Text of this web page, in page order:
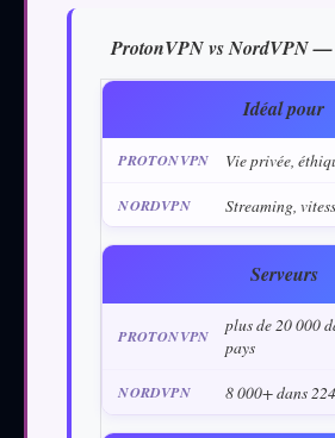
ProtonVPN vs NordVPN —
Idéal pour
Vie privée,
Streaming,
Serveurs
plus de 20 000
pays
8 000+ dans